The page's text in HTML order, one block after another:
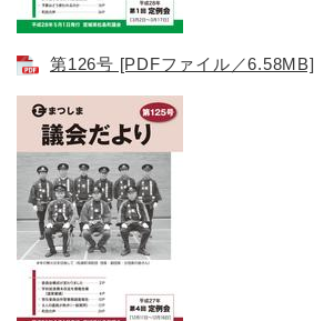
第126号 [PDFファイル／6.58MB]